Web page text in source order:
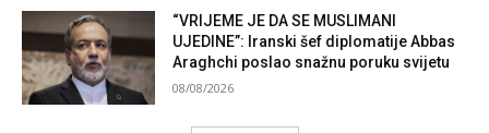
“VRIJEME JE DA SE MUSLIMANI
UJEDINE”: Iranski šef diplomatije Abbas
Araghchi poslao snažnu poruku svijetu
08/08/2026